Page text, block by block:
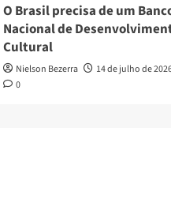
O Brasil precisa de um
Nacional de
Cultural
Nielson Bezerra
14 de julho de
0